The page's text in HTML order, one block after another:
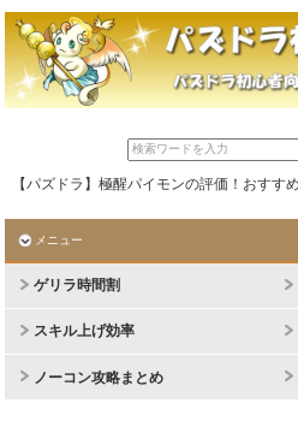
【パズドラ】極醒パイモンの評価！おすす
メニュー
ゲリラ時間割
スキル上げ効率
ノーコン攻略まとめ